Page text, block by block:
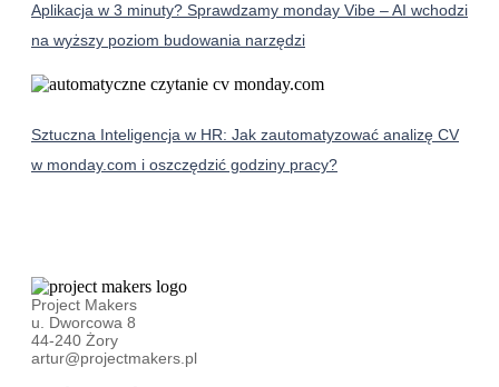
Aplikacja w 3 minuty? Sprawdzamy monday Vibe – AI wchodzi
na wyższy poziom budowania narzędzi
Sztuczna Inteligencja w HR: Jak zautomatyzować analizę CV
w monday.com i oszczędzić godziny pracy?
Project Makers
u. Dworcowa 8
44-240 Żory
artur@projectmakers.pl